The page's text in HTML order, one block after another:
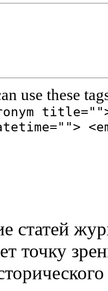
use these
статей
точку